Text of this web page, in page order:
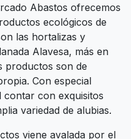
Abastos ofrecemos
ecológicos de
las hortalizas y
Alavesa, más en
productos son de
Con especial
contar con exquisitos
variedad de alubias.
viene avalada por el